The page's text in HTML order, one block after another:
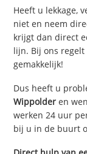
Heeft u lekkage,
niet en neem
krijgt dan direct
lijn. Bij ons
gemakkelijk!
Dus heeft u
Wippolder en
werken 24 uur
bij u in de buurt